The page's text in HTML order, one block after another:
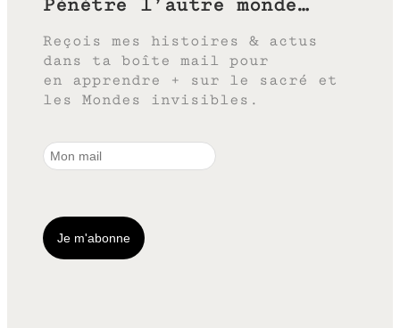
Reçois mes histoires & actus
dans ta boîte mail pour
en apprendre + sur le sacré et
les Mondes invisibles.